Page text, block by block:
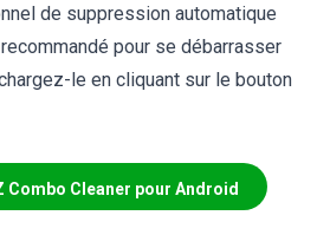
de suppression automatique
pour se débarrasser
le en cliquant sur le bouton
Combo Cleaner pour Android